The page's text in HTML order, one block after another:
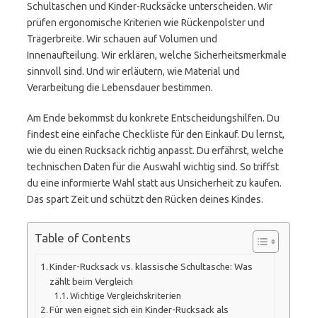
Schultaschen und Kinder-Rucksäcke unterscheiden. Wir
prüfen ergonomische Kriterien wie Rückenpolster und
Trägerbreite. Wir schauen auf Volumen und
Innenaufteilung. Wir erklären, welche Sicherheitsmerkmale
sinnvoll sind. Und wir erläutern, wie Material und
Verarbeitung die Lebensdauer bestimmen.
Am Ende bekommst du konkrete Entscheidungshilfen. Du
findest eine einfache Checkliste für den Einkauf. Du lernst,
wie du einen Rucksack richtig anpasst. Du erfährst, welche
technischen Daten für die Auswahl wichtig sind. So triffst
du eine informierte Wahl statt aus Unsicherheit zu kaufen.
Das spart Zeit und schützt den Rücken deines Kindes.
Table of Contents
Kinder-Rucksack vs. klassische Schultasche: Was
zählt beim Vergleich
Wichtige Vergleichskriterien
Für wen eignet sich ein Kinder-Rucksack als